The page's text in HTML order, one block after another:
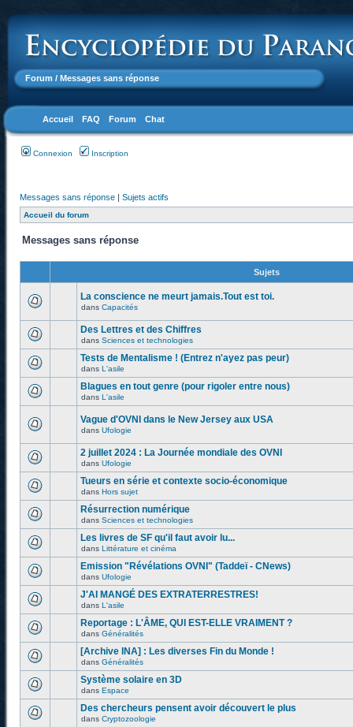
Forum / Messages sans réponse
Accueil FAQ Forum Chat
Connexion Inscription
Messages sans réponse | Sujets actifs
Accueil du forum
Messages sans réponse
Sujets
La conscience ne meurt jamais.Tout est toi.
dans Capacités
Des Lettres et des Chiffres
dans Sciences et technologies
Tests de Mentalisme ! (Entrez n'ayez pas peur)
dans L'asile
Blagues en tout genre (pour rigoler entre nous)
dans L'asile
Vague d'OVNI dans le New Jersey aux USA
dans Ufologie
2 juillet 2024 : La Journée mondiale des OVNI
dans Ufologie
Tueurs en série et contexte socio-économique
dans Hors sujet
Résurrection numérique
dans Sciences et technologies
Les livres de SF qu'il faut avoir lu...
dans Littérature et cinéma
Emission "Révélations OVNI" (Taddeï - CNews)
dans Ufologie
J'AI MANGÉ DES EXTRATERRESTRES!
dans L'asile
Reportage : L'ÂME, QUI EST-ELLE VRAIMENT ?
dans Généralités
[Archive INA] : Les diverses Fin du Monde !
dans Généralités
Système solaire en 3D
dans Espace
Des chercheurs pensent avoir découvert le plus
dans Cryptozoologie